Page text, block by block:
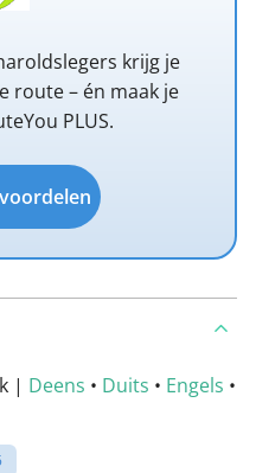
krijg je
route – én maak je
PLUS.
| Deens • Duits • Engels •